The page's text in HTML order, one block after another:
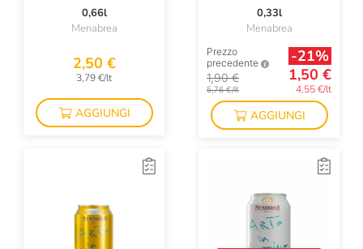
0,66l
Menabrea
2,50 €
3,79 €/lt
AGGIUNGI
0,33l
Menabrea
Prezzo
precedente
1,90 €
5,76 €/lt
-21%
1,50 €
4,55 €/lt
AGGIUNGI